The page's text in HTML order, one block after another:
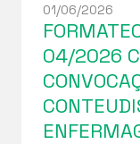
01/06/2026
04/2026